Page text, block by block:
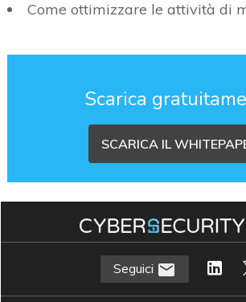
Come ottimizzare le attività di
Scarica
SCARICA IL
Seguici